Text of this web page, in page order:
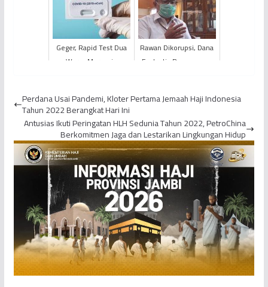
2017-2018 Meninggal
Dunia di ...
Dekati Angka 100
Geger, Rapid Test Dua
Warga Merangin
Rawan Dikorupsi, Dana
Fantastis Penanganan
Perdana Usai Pandemi, Kloter Pertama Jemaah Haji Indonesia
Tahun 2022 Berangkat Hari Ini
Antusias Ikuti Peringatan HLH Sedunia Tahun 2022, PetroChina
Berkomitmen Jaga dan Lestarikan Lingkungan Hidup